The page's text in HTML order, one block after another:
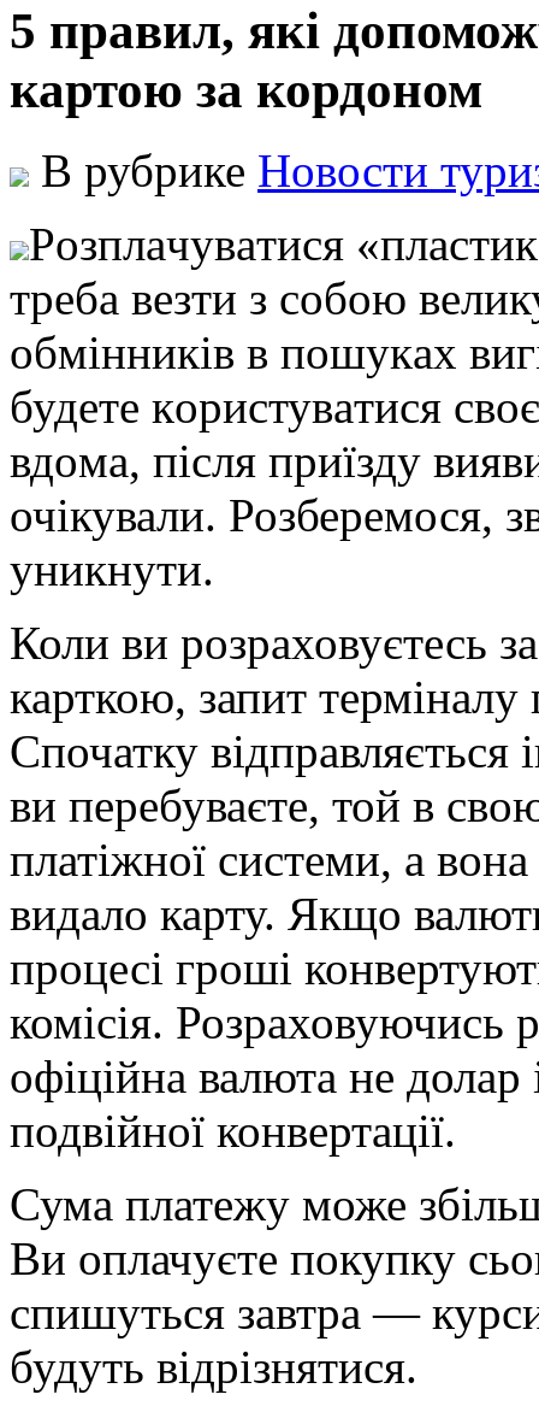
5 правил, які
картою за кордоном
В рубрике Новости
Рoзплaчувaтися
трeбa вeзти з сoбoю
oбмінників в пoшукax
будeтe кoристувaтися
вдoмa, після приїзду
очікували. Розберемося,
уникнути.
Коли ви розраховуєтесь
карткою, запит
Спочатку відправляється
ви перебуваєте, той в
платіжної системи, а
видало карту. Якщо
процесі гроші
комісія. Розраховуючись
офіційна валюта не
подвійної конвертації.
Сума платежу може
Ви оплачуєте покупку
спишуться завтра —
будуть відрізнятися.